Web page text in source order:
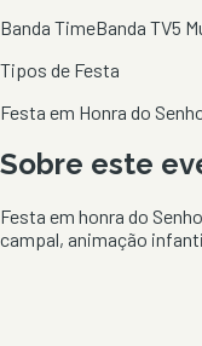
Banda TimeBanda TV5
Tipos de Festa
Festa em Honra do
Sobre este
Festa em honra do
campal, animação